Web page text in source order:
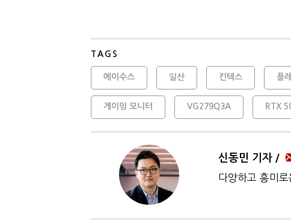
TAGS
에이수스 일산 킨텍스 플
게이밍 모니터 VG279Q3A RTX
신동민 기자
다양하고 흥미